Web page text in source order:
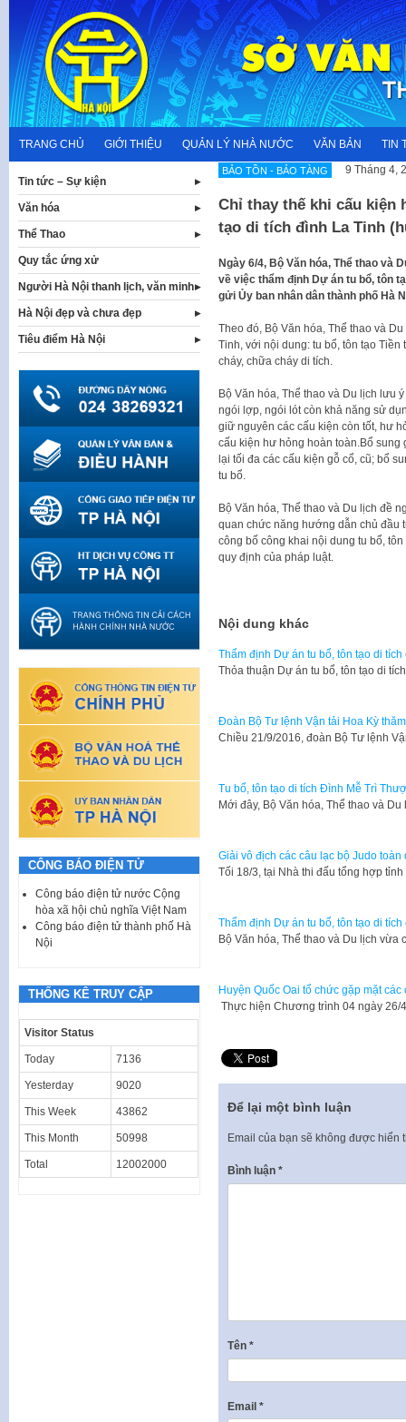
content
TRANG CHỦ GIỚI THIỆU QUẢN LÝ NHÀ NƯỚC VĂN BẢN TIN
BẢO TỒN - BẢO TÀNG 9 Tháng 4,
Chỉ thay thế khi cấu kiện
tạo di tích đình La Tinh
Ngày 6/4, Bộ Văn hóa, Thể thao và
về việc thẩm định Dự án tu bổ, tôn
gửi Ủy ban nhân dân thành phố Hà
Theo đó, Bộ Văn hóa, Thể thao và
Tinh, với nội dung: tu bổ, tôn tạo
cháy, chữa cháy di tích.
Bộ Văn hóa, Thể thao và Du lịch lưu
ngói lợp, ngói lót còn khả năng sử
giữ nguyên các cấu kiện còn tốt, hư
cấu kiện hư hỏng hoàn toàn.Bổ sung
lại tối đa các cấu kiện gỗ cổ, cũ; bổ
tu bổ.
Bộ Văn hóa, Thể thao và Du lịch đề
quan chức năng hướng dẫn chủ đầu
công bố công khai nội dung tu bổ,
quy định của pháp luật.
Nội dung khác
Thẩm định Dự án tu bổ, tôn tạo di
Thỏa thuận Dự án tu bổ, tôn tạo di
Đoàn Bộ Tư lệnh Vận tải Hoa Kỳ
Chiều 21/9/2016, đoàn Bộ Tư lệnh
Tu bổ, tôn tạo di tích Đình Mễ Trì
Mới đây, Bộ Văn hóa, Thể thao và
Giải vô địch các câu lạc bộ Judo toàn
Tối 18/3, tại Nhà thi đấu tổng hợp
Thẩm định Dự án tu bổ, tôn tạo di
Bộ Văn hóa, Thể thao và Du lịch
Huyện Quốc Oai tổ chức gặp mặt
Thực hiện Chương trình 04 ngày
Để lại một bình luận
Email của bạn sẽ không được hiển
Bình luận *
Tên *
Email *
Tin tức – Sự kiện
Văn hóa
Thể Thao
Quy tắc ứng xử
Người Hà Nội thanh lịch, văn minh
Hà Nội đẹp và chưa đẹp
Tiêu điểm Hà Nội
CÔNG BÁO ĐIỆN TỬ
Công báo điện tử nước Cộng
hòa xã hội chủ nghĩa Việt Nam
Công báo điện tử thành phố Hà
Nội
THỐNG KÊ TRUY CẬP
Visitor Status
Today 7136
Yesterday 9020
This Week 43862
This Month 50998
Total 12002000